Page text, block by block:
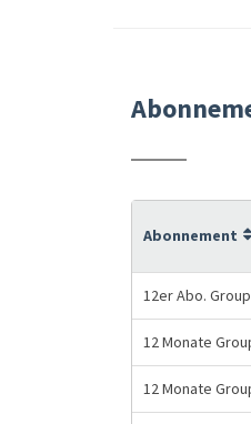
Abonnement
12er Abo.
12 Monate
12 Monate